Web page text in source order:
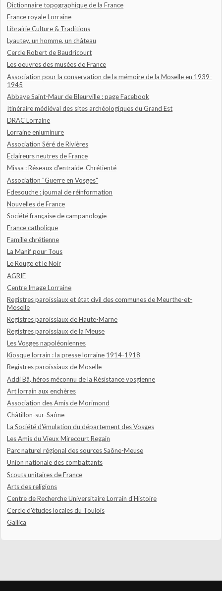
Dictionnaire topographique de la France
France royale Lorraine
Librairie Culture & Traditions
Lyautey, un homme, un château
Cercle Robert de Baudricourt
Les oeuvres des musées de France
Association pour la conservation de la mémoire de la Moselle en 1939-
1945
Abbaye Saint-Maur de Bleurville : page Facebook
Itinéraire médiéval des sites archéologiques du Grand Est
DRAC Lorraine
Lorraine enluminure
Association Séré de Rivières
Eclaireurs neutres de France
Missa : Réseaux d'entraide-Chrétienté
Association "Guerre en Vosges"
Fdesouche : journal de réinformation
Nouvelles de France
Société française de campanologie
France catholique
Famille chrétienne
La Manif pour Tous
Le Rouge et le Noir
AGRIF
Centre Image Lorraine
Registres paroissiaux et état civil des communes de Meurthe-et-
Moselle
Registres paroissiaux de Haute-Marne
Registres paroissiaux de la Meuse
Les Vosges napoléoniennes
Kiosque lorrain : la presse lorraine 1914-1918
Registres paroissiaux de Moselle
Addi Bâ, héros méconnu de la Résistance vosgienne
Art lorrain aux enchères
Association des Amis de Morimond
Châtillon-sur-Saône
La Société d'émulation du département des Vosges
Les Amis du Vieux Mirecourt Regain
Parc naturel régional des sources Saône-Meuse
Union nationale des combattants
Scouts unitaires de France
Arts des religions
Centre de Recherche Universitaire Lorrain d'Histoire
Cercle d'études locales du Toulois
Gallica